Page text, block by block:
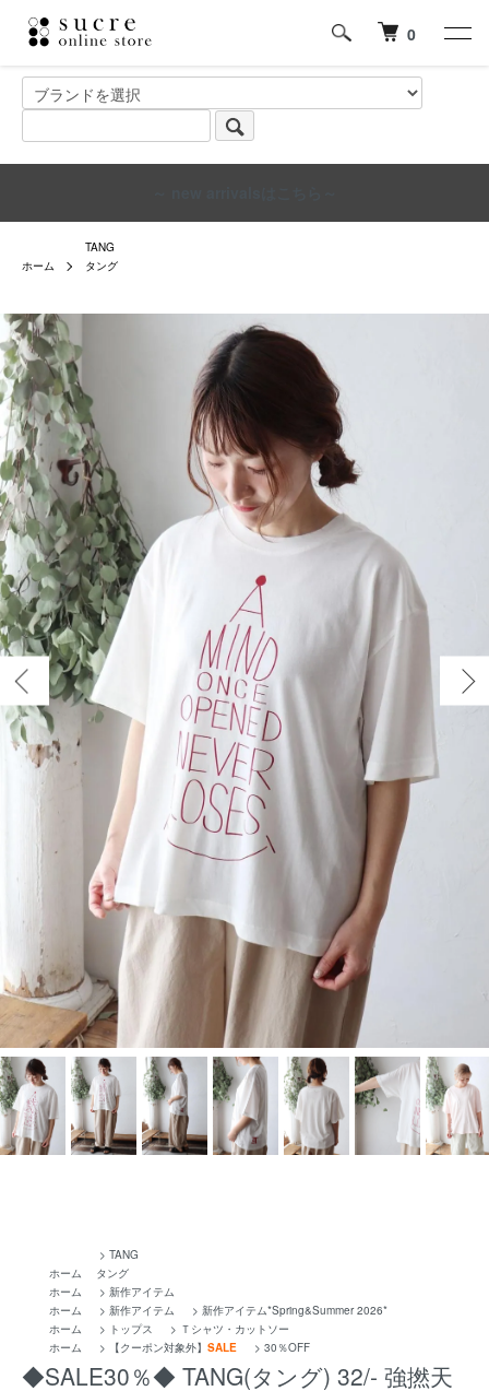
0
ホーム
TANG
タング
ホーム
> TANG
タング
ホーム
> 新作アイテム
ホーム
> 新作アイテム > 新作アイテム*Spring&Summer 2026*
ホーム
> トップス > Ｔシャツ・カットソー
ホーム
> 【クーポン対象外】 SALE > 30％OFF
◆SALE30％◆ TANG(タング) 32/- 強撚天